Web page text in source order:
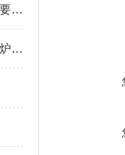
自动称重包装机要想长寿也是需要维护的
加热效率不佳？揭秘电加热旋转炉的常见问题与解决秘籍！